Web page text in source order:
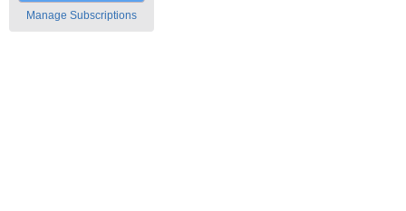
Manage Subscriptions